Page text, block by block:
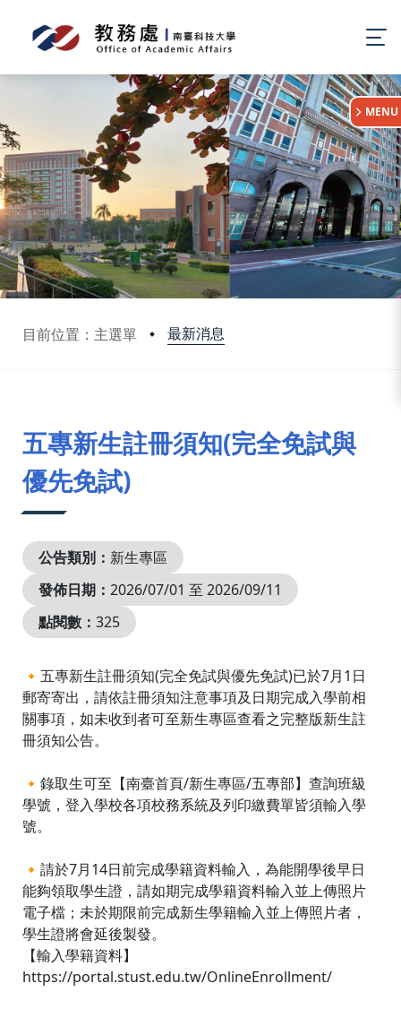
目前位置：主選單 最新消息
:::
MENU
五專新生註冊須知(完全免試與
優先免試)
公告類別： 新生專區
發佈日期： 2026/07/01 至 2026/09/11
點閱數： 325
🔸五專新生註冊須知(完全免試與優先免試)已於7月1日
郵寄寄出，請依註冊須知注意事項及日期完成入學前相
關事項，如未收到者可至新生專區查看之完整版新生註
冊須知公告。
🔸錄取生可至【南臺首頁/新生專區/五專部】查詢班級
學號，登入學校各項校務系統及列印繳費單皆須輸入學
號。
🔸請於7月14日前完成學籍資料輸入，為能開學後早日
能夠領取學生證，請如期完成學籍資料輸入並上傳照片
電子檔；未於期限前完成新生學籍輸入並上傳照片者，
學生證將會延後製發。
【輸入學籍資料】
https://portal.stust.edu.tw/OnlineEnrollment/